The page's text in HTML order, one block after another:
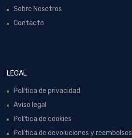
Sobre Nosotros
Contacto
LEGAL
Política de privacidad
Aviso legal
Política de cookies
Política de devoluciones y reembolsos